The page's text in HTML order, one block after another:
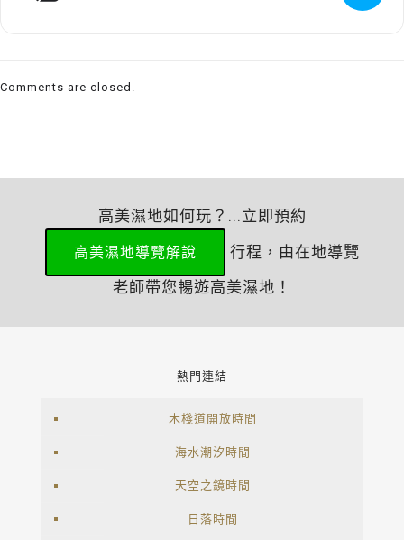
Comments are closed.
高美濕地如何玩？...立即預約
高美濕地導覽解說
行程，由在地導覽
老師帶您暢遊高美濕地！
熱門連結
木棧道開放時間
海水潮汐時間
天空之鏡時間
日落時間